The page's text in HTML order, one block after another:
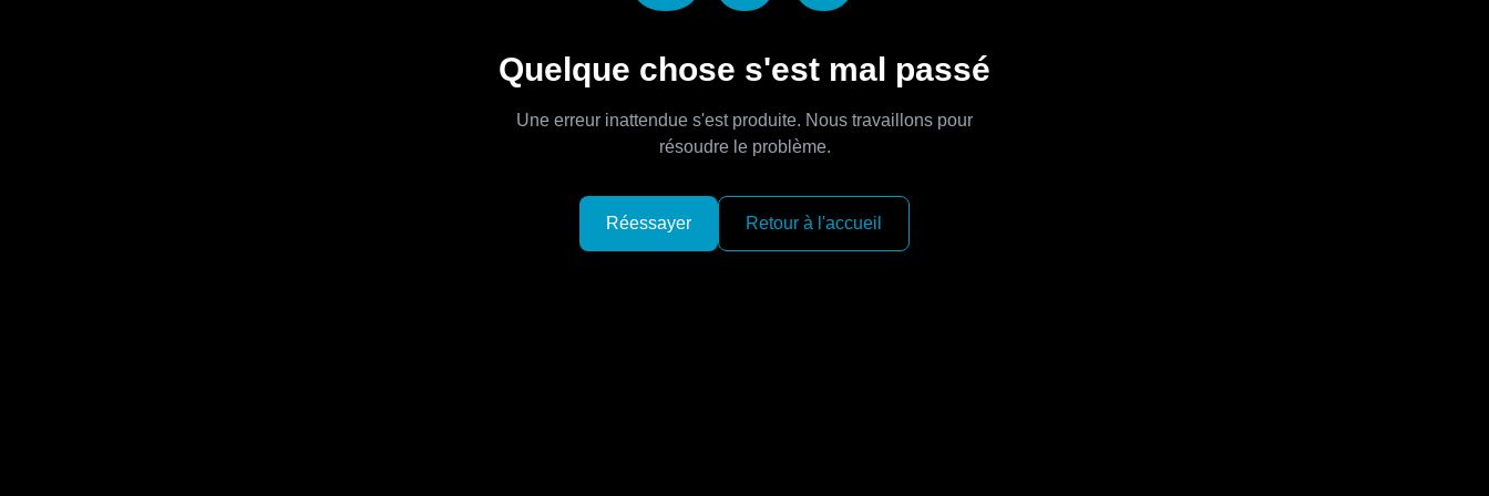
Quelque chose s'est mal passé
Une erreur inattendue s'est produite. Nous travaillons pour
résoudre le problème.
Réessayer Retour à l'accueil